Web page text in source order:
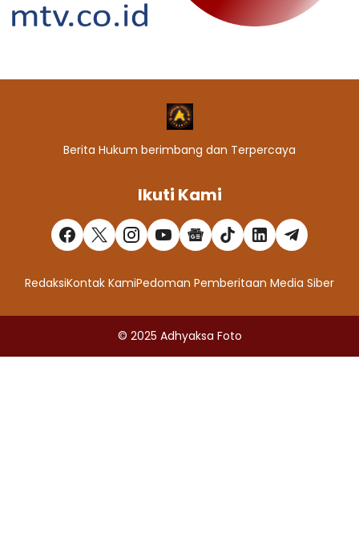
Berita Hukum berimbang dan Terpercaya
Ikuti Kami
RedaksiKontak KamiPedoman Pemberitaan Media Siber
© 2025 Adhyaksa Foto